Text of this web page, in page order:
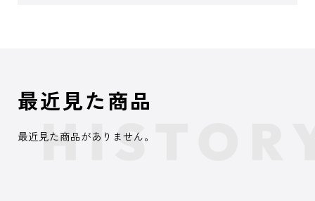
最近見た商品
最近見た商品がありません。